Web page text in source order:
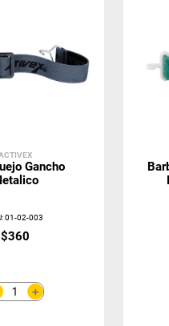
Gancho
:01-02-003
$360
＋